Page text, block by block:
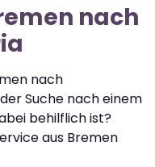
nach
nach
Suche nach einem
behilflich ist?
aus Bremen